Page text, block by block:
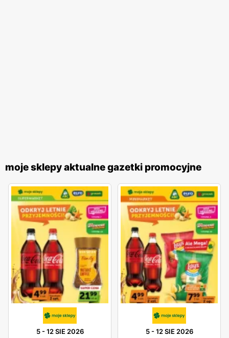
moje sklepy aktualne gazetki promocyjne
5-12 SIE 2026 5-12 SIE 2026